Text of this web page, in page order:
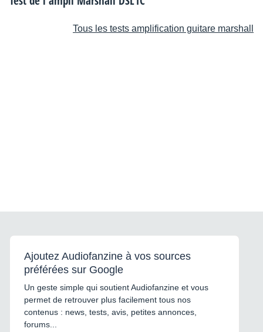
Tous les tests amplification guitare marshall
Ajoutez Audiofanzine à vos sources
préférées sur Google
Un geste simple qui soutient Audiofanzine et vous
permet de retrouver plus facilement tous nos
contenus : news, tests, avis, petites annonces,
forums...